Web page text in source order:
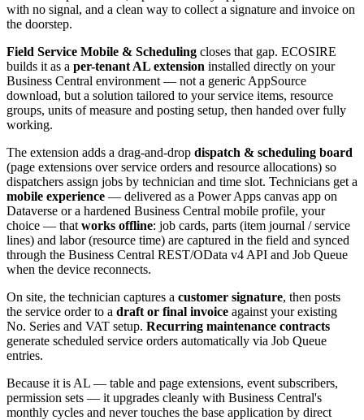
with no signal, and a clean way to collect a signature and invoice on
the doorstep.
Field Service Mobile & Scheduling closes that gap. ECOSIRE
builds it as a per-tenant AL extension installed directly on your
Business Central environment — not a generic AppSource
download, but a solution tailored to your service items, resource
groups, units of measure and posting setup, then handed over fully
working.
The extension adds a drag-and-drop dispatch & scheduling board
(page extensions over service orders and resource allocations) so
dispatchers assign jobs by technician and time slot. Technicians get a
mobile experience — delivered as a Power Apps canvas app on
Dataverse or a hardened Business Central mobile profile, your
choice — that works offline: job cards, parts (item journal / service
lines) and labor (resource time) are captured in the field and synced
through the Business Central REST/OData v4 API and Job Queue
when the device reconnects.
On site, the technician captures a customer signature, then posts
the service order to a draft or final invoice against your existing
No. Series and VAT setup. Recurring maintenance contracts
generate scheduled service orders automatically via Job Queue
entries.
Because it is AL — table and page extensions, event subscribers,
permission sets — it upgrades cleanly with Business Central's
monthly cycles and never touches the base application by direct